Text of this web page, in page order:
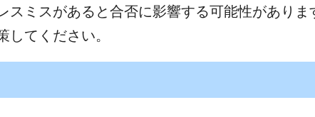
スミスがあると合否に影響する可能性があり
てください。